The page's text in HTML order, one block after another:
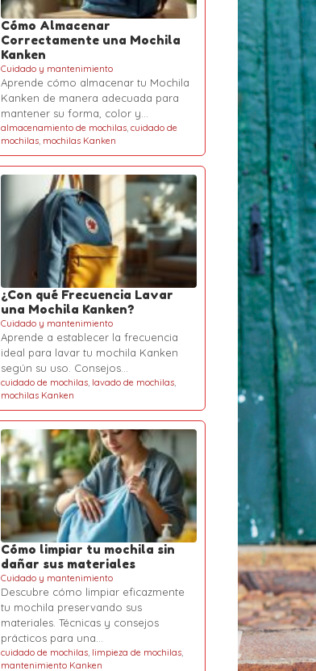
Cómo Almacenar
Correctamente una Mochila
Kanken
Cuidado y mantenimiento
Aprende cómo almacenar tu Mochila
Kanken de manera adecuada para
mantener su forma, color y…
almacenamiento de mochilas, cuidado de
mochilas, mochilas Kanken
¿Con qué Frecuencia Lavar
una Mochila Kanken?
Cuidado y mantenimiento
Aprende a establecer la frecuencia
ideal para lavar tu mochila Kanken
según su uso. Consejos…
cuidado de mochilas, lavado de mochilas,
mochilas Kanken
Cómo limpiar tu mochila sin
dañar sus materiales
Cuidado y mantenimiento
Descubre cómo limpiar eficazmente
tu mochila preservando sus
materiales. Técnicas y consejos
prácticos para una…
cuidado de mochilas, limpieza de mochilas,
mantenimiento Kanken